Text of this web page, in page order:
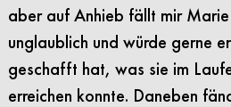
aber auf Anhieb fällt mir
unglaublich und würde gerne
geschafft hat, was sie im
erreichen konnte. Daneben